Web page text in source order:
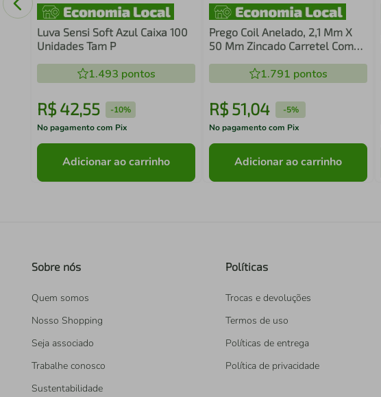
Luva Sensi Soft Azul Caixa 100
Unidades Tam P
1.493 pontos
R$ 42,55 -10%
No pagamento com Pix
Adicionar ao carrinho
Prego Coil Anelado, 2,1 Mm X
50 Mm Zincado Carretel Com
Pp 550 Vonde1.791 pontos
R$ 51,04 -5%
No pagamento com Pix
Adicionar ao carrinho
Sobre nós
Quem somos
Nosso Shopping
Seja associado
Trabalhe conosco
Sustentabilidade
Políticas
Trocas e devoluções
Termos de uso
Políticas de entrega
Política de privacidade